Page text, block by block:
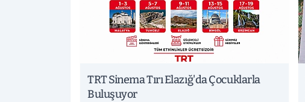
TRT Sinema Tırı Elazığ'da Çocuklarla
Buluşuyor